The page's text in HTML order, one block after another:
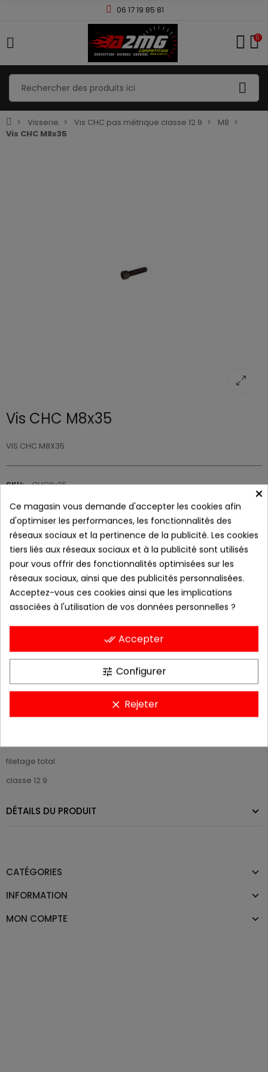
06 17 19 85 81
0
Visserie Vis CHC pas métrique classe 12.9
M8
Vis CHC M8x35
Vis CHC M8x35
VIS CHC M8X35
SKU: CHC8x35
0,30 €
− AJOUTER AU PANIER
Ajouter à la liste de souhaits
ajouter pour comparer
DESCRIPTION
filetage total
classe 12.9
DÉTAILS DU PRODUIT
CATÉGORIES
INFORMATION
MON COMPTE
×
Ce magasin vous demande d'accepter les cookies afin
d'optimiser les performances, les fonctionnalités des
réseaux sociaux et la pertinence de la publicité. Les cookies
tiers liés aux réseaux sociaux et à la publicité sont utilisés
pour vous offrir des fonctionnalités optimisées sur les
réseaux sociaux, ainsi que des publicités personnalisées.
Acceptez-vous ces cookies ainsi que les implications
associées à l'utilisation de vos données personnelles ?
done_all Accepter
tune Configurer
clear Rejeter